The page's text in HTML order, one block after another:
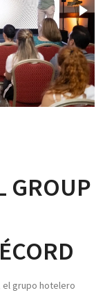
GROUP
el grupo hotelero